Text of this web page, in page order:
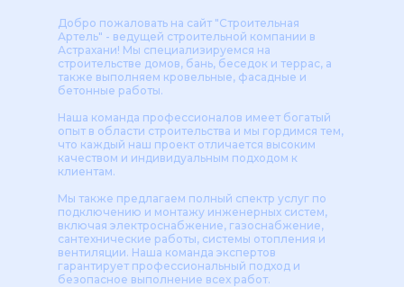
Добро пожаловать на сайт "Строительная
Артель" - ведущей строительной компании в
Астрахани! Мы специализируемся на
строительстве домов, бань, беседок и террас, а
также выполняем кровельные, фасадные и
бетонные работы.
Наша команда профессионалов имеет богатый
опыт в области строительства и мы гордимся тем,
что каждый наш проект отличается высоким
качеством и индивидуальным подходом к
клиентам.
Мы также предлагаем полный спектр услуг по
подключению и монтажу инженерных систем,
включая электроснабжение, газоснабжение,
сантехнические работы, системы отопления и
вентиляции. Наша команда экспертов
гарантирует профессиональный подход и
безопасное выполнение всех работ.